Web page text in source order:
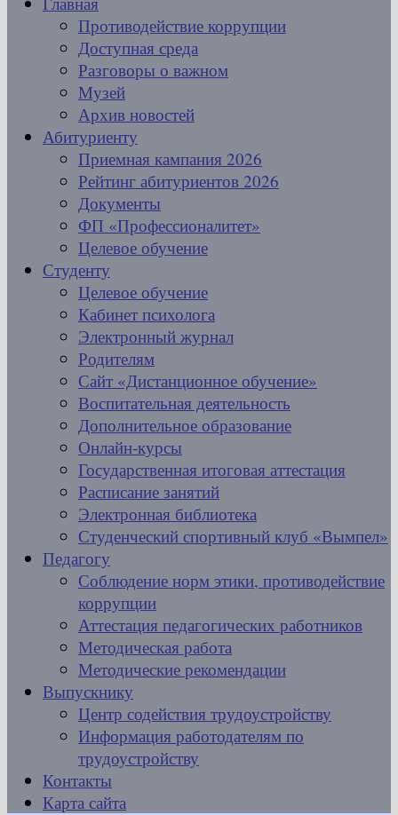
Противодействие коррупции
Доступная среда
Разговоры о важном
Музей
Архив новостей
Абитуриенту
Приемная кампания 2026
Рейтинг абитуриентов 2026
Документы
ФП «Профессионалитет»
Целевое обучение
Студенту
Целевое обучение
Кабинет психолога
Электронный журнал
Родителям
Сайт «Дистанционное обучение»
Воспитательная деятельность
Дополнительное образование
Онлайн-курсы
Государственная итоговая аттестация
Расписание занятий
Электронная библиотека
Студенческий спортивный клуб «Вымпел»
Педагогу
Соблюдение норм этики, противодействие
коррупции
Аттестация педагогических работников
Методическая работа
Методические рекомендации
Выпускнику
Центр содействия трудоустройству
Информация работодателям по
трудоустройству
Контакты
Карта сайта